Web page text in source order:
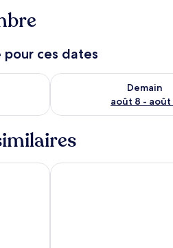
ces dates
soir août 7 - août 8
Demain
août 8 - août
Vérifier la disponibilité
Pension Nathalie Leser